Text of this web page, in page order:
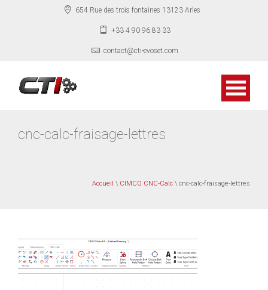
654 Rue des trois fontaines 13123 Arles
+33 4 90 96 83 33
contact@cti-evoset.com
cnc-calc-fraisage-lettres
Accueil \ CIMCO CNC-Calc \ cnc-calc-fraisage-lettres